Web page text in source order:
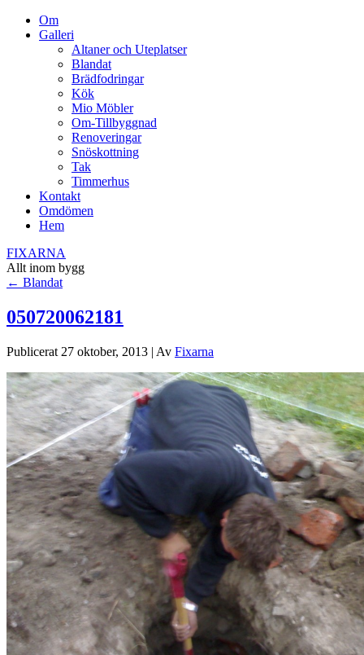
Om
Galleri
Altaner och Uteplatser
Blandat
Brädfodringar
Kök
Mio Möbler
Om-Tillbyggnad
Renoveringar
Snöskottning
Tak
Timmerhus
Kontakt
Omdömen
Hem
FIXARNA
Allt inom bygg
← Blandat
050720062181
Publicerat 27 oktober, 2013 | Av Fixarna